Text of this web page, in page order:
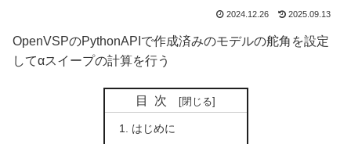
2024.12.26 2025.09.13
OpenVSPのPythonAPIで作成済みのモデルの舵角を設定
してαスイープの計算を行う
目次
はじめに